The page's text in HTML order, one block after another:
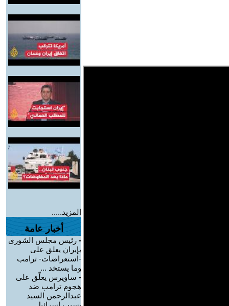
المزيد.....
أخبار عامة
- رئيس مجلس الشورى
بإيران يعلق على
-استعراضات- ترامب
وما يستخد ...
- ساويرس يعلّق على
هجوم ترامب ضد
عبدالرحمن السيد